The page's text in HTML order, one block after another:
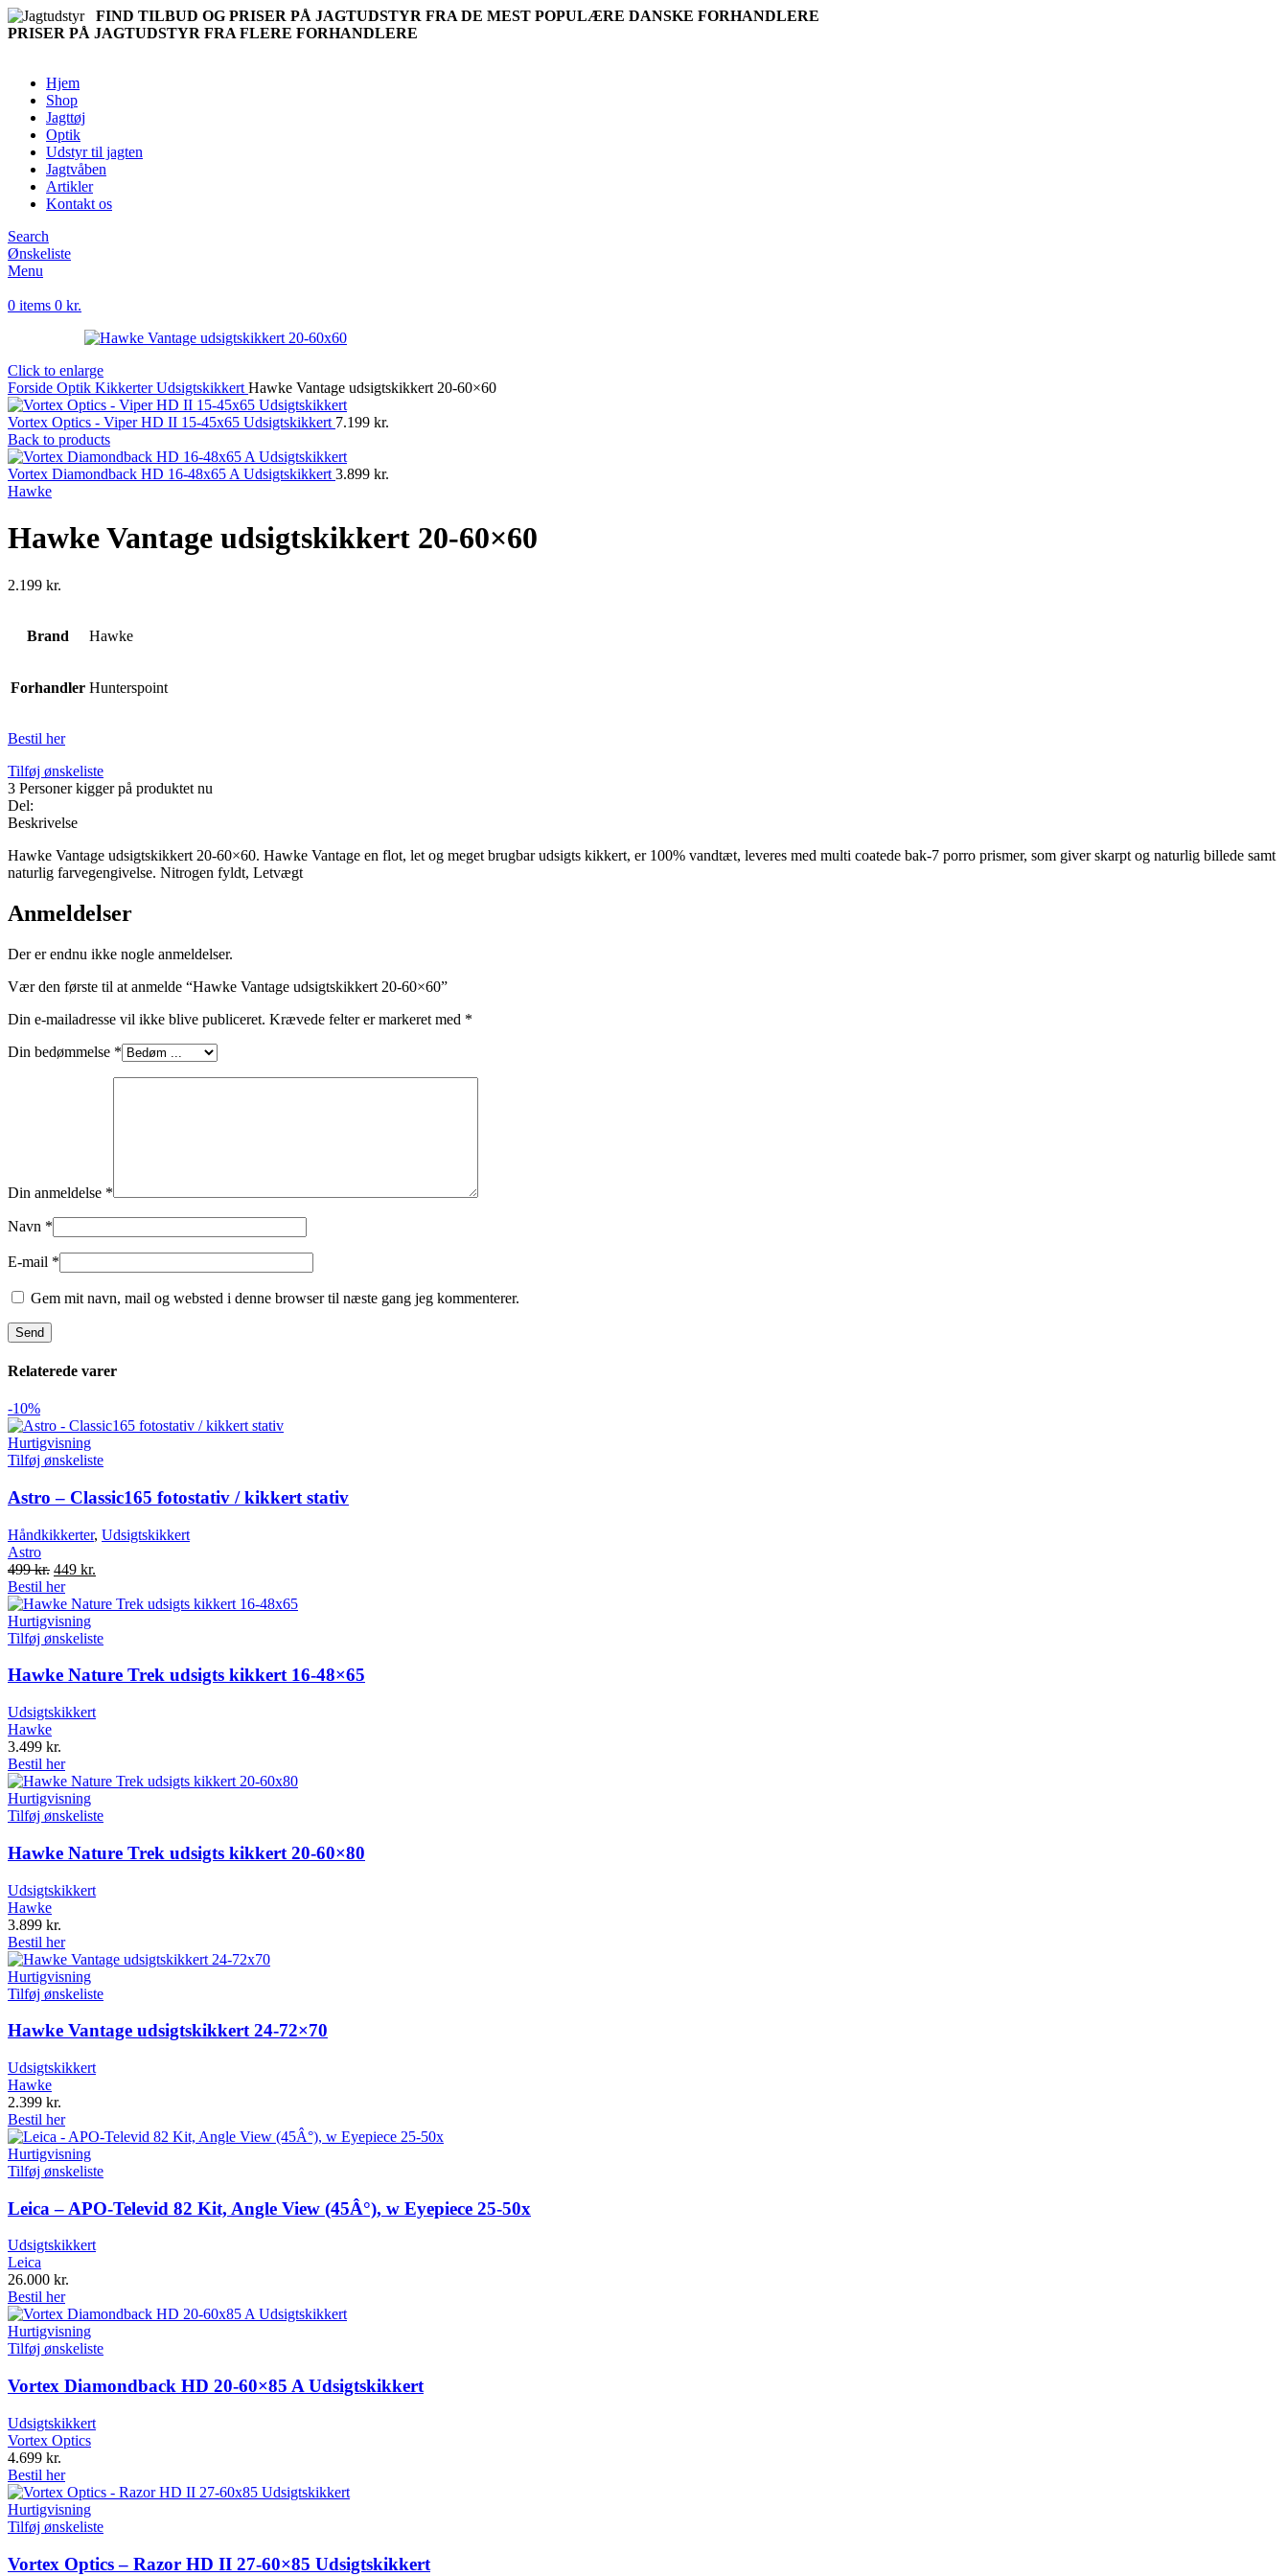
FIND TILBUD OG PRISER PÅ JAGTUDSTYR FRA DE MEST POPULÆRE DANSKE FORHANDLERE
PRISER PÅ JAGTUDSTYR FRA FLERE FORHANDLERE
Hjem
Shop
Jagttøj
Optik
Udstyr til jagten
Jagtvåben
Artikler
Kontakt os
Search
Ønskeliste
Menu
0 items 0 kr.
Click to enlarge
Forside Optik KikkerterUdsigtskikkert Hawke Vantage udsigtskikkert 20-60×60
Vortex Optics - Viper HD II 15-45x65 Udsigtskikkert 7.199 kr.
Back to products
Vortex Diamondback HD 16-48x65 A Udsigtskikkert 3.899 kr.
Hawke
Hawke Vantage udsigtskikkert 20-60×60
2.199 kr.
Brand Hawke
Forhandler Hunterspoint
Bestil her
Tilføj ønskeliste
3 Personer kigger på produktet nu
Del:
Beskrivelse
Hawke Vantage udsigtskikkert 20-60×60. Hawke Vantage en flot, let og meget brugbar udsigts kikkert, er 100% vandtæt, leveres med multi coatede bak-7 porro prismer, som giver skarpt og naturlig billede samt
naturlig farvegengivelse. Nitrogen fyldt, Letvægt
Anmeldelser
Der er endnu ikke nogle anmeldelser.
Vær den første til at anmelde “Hawke Vantage udsigtskikkert 20-60×60”
Din e-mailadresse vil ikke blive publiceret. Krævede felter er markeret med *
Din bedømmelse *
Din anmeldelse *
Navn *
E-mail *
Gem mit navn, mail og websted i denne browser til næste gang jeg kommenterer.
Relaterede varer
-10%
Hurtigvisning
Tilføj ønskeliste
Astro – Classic165 fotostativ / kikkert stativ
Håndkikkerter, Udsigtskikkert
Astro
499kr. Original
price
was:
499 kr..
449 kr.
is:
Bestil her
Hurtigvisning
Tilføj ønskeliste
Hawke Nature Trek udsigts kikkert 16-48×65
Udsigtskikkert
Hawke
3.499 kr.
Bestil her
Hurtigvisning
Tilføj ønskeliste
Hawke Nature Trek udsigts kikkert 20-60×80
Udsigtskikkert
Hawke
3.899 kr.
Bestil her
Hurtigvisning
Tilføj ønskeliste
Hawke Vantage udsigtskikkert 24-72×70
Udsigtskikkert
Hawke
2.399 kr.
Bestil her
Hurtigvisning
Tilføj ønskeliste
Leica – APO-Televid 82 Kit, Angle View (45Â°), w Eyepiece 25-50x
Udsigtskikkert
Leica
26.000 kr.
Bestil her
Hurtigvisning
Tilføj ønskeliste
Vortex Diamondback HD 20-60×85 A Udsigtskikkert
Udsigtskikkert
Vortex Optics
4.699 kr.
Bestil her
Hurtigvisning
Tilføj ønskeliste
Vortex Optics – Razor HD II 27-60×85 Udsigtskikkert